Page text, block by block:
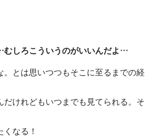
しろこういうのがいいんだよ…
とは思いつつもそこに至るまでの経
けれどもいつまでも見てられる。そ
なる！